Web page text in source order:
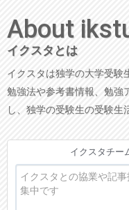
About
イクスタとは
イクスタは独学の大学受験
勉強法や参考書情報、勉強
し、独学の受験生の受験生
イクスタチー